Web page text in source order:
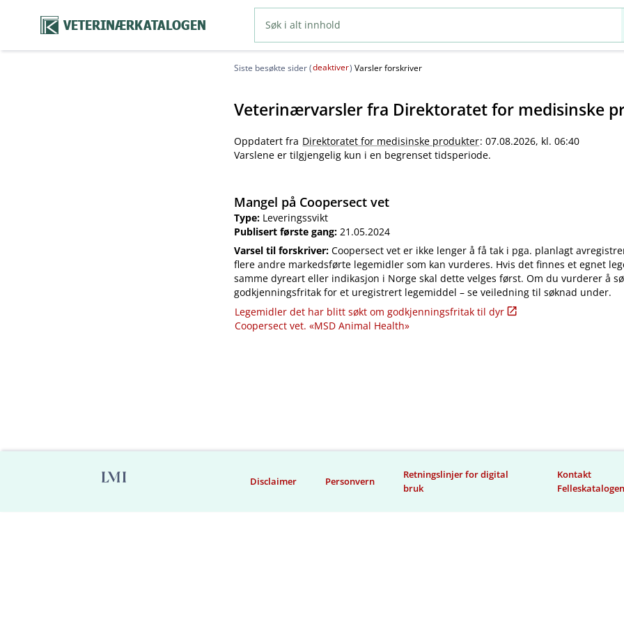
VETERINÆRKATALOGEN
Siste besøkte sider (deaktiver) Varsler forskriver
Veterinærvarsler fra Direktoratet for medisinske
Oppdatert fra Direktoratet for medisinske produkter: 07.08.2026, kl. 06:40
Varslene er tilgjengelig kun i en begrenset tidsperiode.
Mangel på Coopersect vet
Type: Leveringssvikt
Publisert første gang:21.05.2024
Varsel til forskriver:Coopersect vet er ikke lenger å få tak i pga. planlagt
flere andre markedsførte legemidler som kan vurderes. Hvis det finnes et egnet
samme dyreart eller indikasjon i Norge skal dette velges først. Om du vurderer å
godkjenningsfritak for et uregistrert legemiddel – se veiledning til søknad under.
Legemidler det har blitt søkt om godkjenningsfritak til dyr
Coopersect vet. «MSD Animal Health»
Disclaimer Personvern
Retningslinjer for digital
bruk
Kontakt
Felleskatalogen